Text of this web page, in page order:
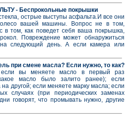
- Беспрокольные покрышки
острые выступы асфальта.И все они
вашей машины. Вопрос не в том,
том, как поведет себя ваша покрышка,
Повреждение может обнаружиться
следующий день. А если камера или
при смене масла? Если нужно, то как?
если вы меняете масло в первый раз
масло было залито ранее); если
другой; если меняете марку масла; если
случаях (при периодических заменах
говорят, что промывать нужно, другие